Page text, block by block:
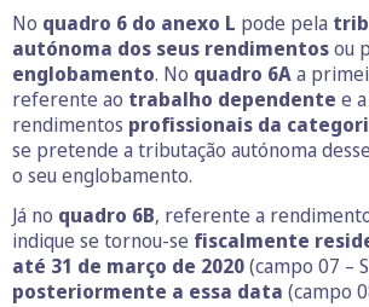
No quadro 6 do anexo L pode pela
autónoma dos seus rendimentosou
englobamento. No quadro 6Aa
referente ao trabalho dependente e
rendimentos profissionais da
se pretende a tributação autónoma
o seu englobamento.
Já no quadro 6B, referente a
indique se tornou-se fiscalmente
até 31 de março de 2020(campo 07 –
posteriormente a essa data (campo